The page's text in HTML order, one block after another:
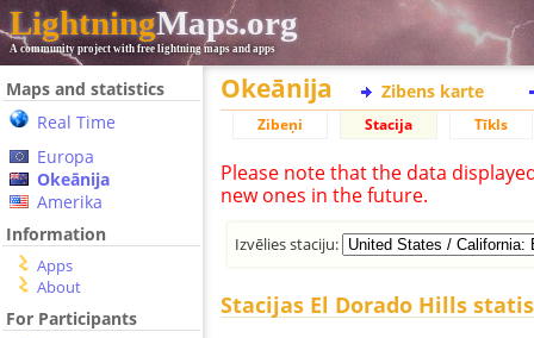
LightningMaps.org
A community project with free lightning maps and apps
Maps and statistics
Real Time
Europa
Okeānija
Amerika
Information
Apps
About
For Participants
Okeānija Zibens karte
Zibeņi Stacija Tīkls
Please note that the data
new ones in the future.
Izvēlies staciju:
Stacijas El Dorado Hills